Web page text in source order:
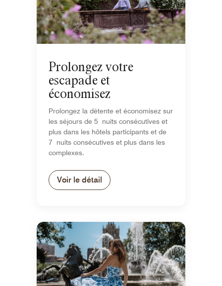
Prolongez votre
escapade et
économisez
Prolongez la détente et économisez sur
les séjours de 5 nuits consécutives et
plus dans les hôtels participants et de
7 nuits consécutives et plus dans les
complexes.
Voir le détail